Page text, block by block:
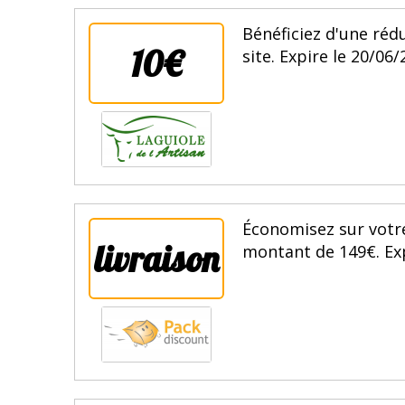
10€
Bénéficiez d'une
site. Expire le 20/06/
livraison
Économisez sur
montant de 149€.